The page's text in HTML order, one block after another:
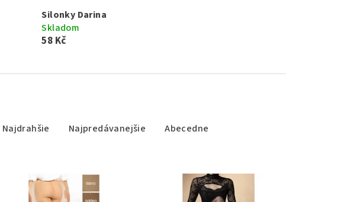
Silonky Darina
Skladom
58 Kč
Najdrahšie Najpredávanejšie Abecedne